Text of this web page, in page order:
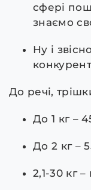
сфері
знаємо
Ну і
До речі,
До 1 кг –
До 2 кг –
2,1-30 кг –